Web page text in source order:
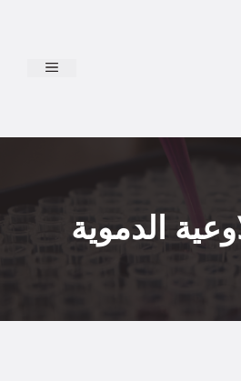
القائمة
الدموية